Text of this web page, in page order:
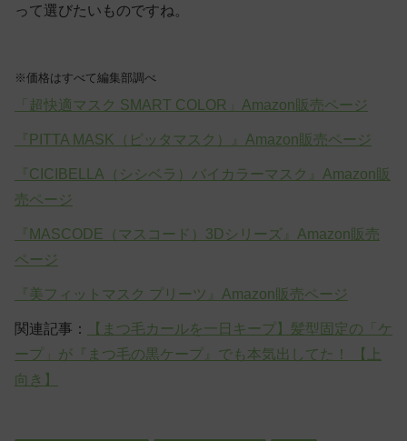
って選びたいものですね。
※価格はすべて編集部調べ
「超快適マスク SMART COLOR」Amazon販売ページ
『PITTA MASK（ピッタマスク）』Amazon販売ページ
『CICIBELLA（シシベラ）バイカラーマスク』Amazon販
売ページ
『MASCODE（マスコード）3Dシリーズ』Amazon販売
ページ
『美フィットマスク プリーツ』Amazon販売ページ
関連記事：
【まつ毛カールを一日キープ】髪型固定の「ケ
ープ」が『まつ毛の黒ケープ』でも本気出してた！ 【上
向き】